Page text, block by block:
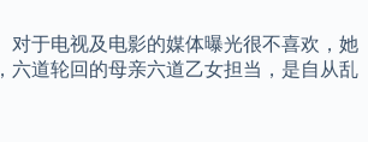
对于电视及电影的媒体曝光很不喜欢，她
六道轮回的母亲六道乙女担当，是自从乱